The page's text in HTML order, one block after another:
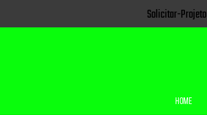
Solicitar-Projeto
HOME